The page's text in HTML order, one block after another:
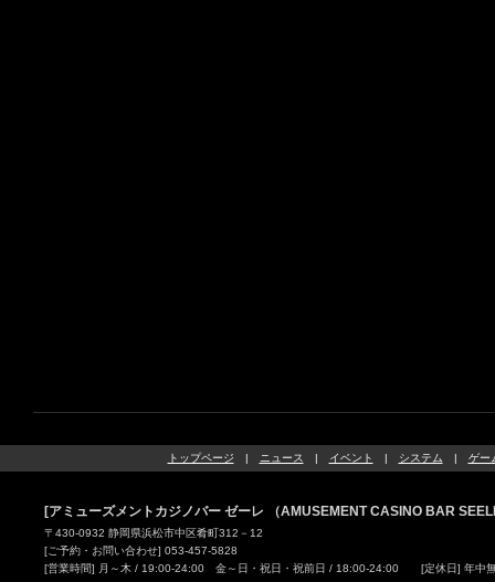
トップページ | ニュース | イベント | システム | ゲー
[アミューズメントカジノバー ゼーレ （AMUSEMENT CASINO BAR
〒430-0932 静岡県浜松市中区肴町312－12
[ご予約・お問い合わせ] 053-457-5828
[営業時間] 月～木 / 19:00-24:00 金～日・祝日・祝前日 / 18:00-24:00 [定休日] 年中